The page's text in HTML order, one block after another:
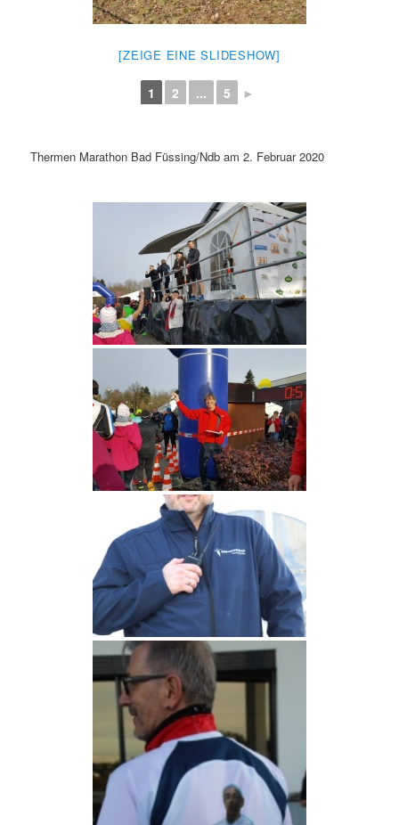
[ZEIGE EINE SLIDESHOW]
1 2 ... 5 ►
Thermen Marathon Bad Füssing/Ndb am 2. Februar 2020